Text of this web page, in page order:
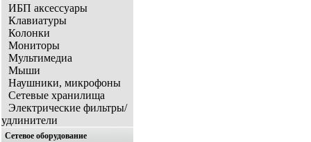
ИБП аксессуары
Клавиатуры
Колонки
Мониторы
Мультимедиа
Мыши
Наушники, микрофоны
Сетевые хранилища
Электрические фильтры/
удлинители
Сетевое оборудование